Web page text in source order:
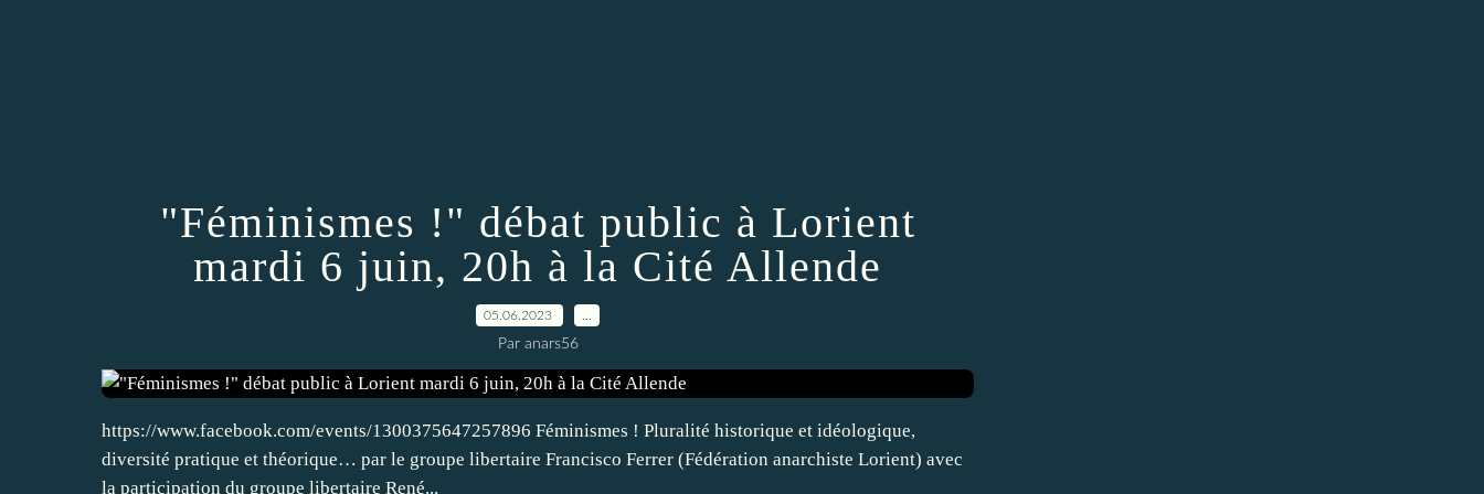
"Féminismes !" débat public à Lorient
mardi 6 juin, 20h à la Cité Allende
05.06.2023
Par anars56
https://www.facebook.com/events/1300375647257896 Féminismes ! Pluralité historique et idéologique,
diversité pratique et théorique… par le groupe libertaire Francisco Ferrer (Fédération anarchiste Lorient) avec
la participation du groupe libertaire René...